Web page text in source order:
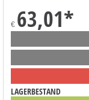
€ 63,01*
LAGERBESTAND